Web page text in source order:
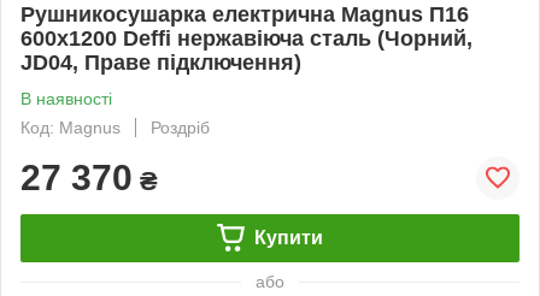
Рушникосушарка електрична Magnus П16
600х1200 Deffi нержавіюча сталь (Чорний,
JD04, Праве підключення)
В наявності
Код: Magnus
Роздріб
27 370 ₴
Купити
або